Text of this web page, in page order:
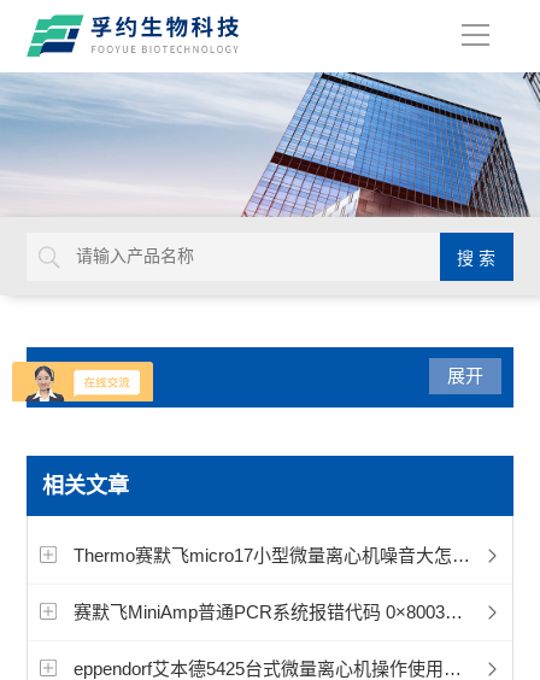
导
产品分类
USHIO牛尾检查光源装置检查灯
显微镜相机
徕卡Mateo TL倒置数字显微镜
孚约显微镜摄像头相机
展开
相关文章
Thermo赛默飞micro17小型微量离心机噪音大怎么办？
赛默飞MiniAmp普通PCR系统报错代码 0×8003故障
eppendorf艾本德5425台式微量离心机操作使用说明